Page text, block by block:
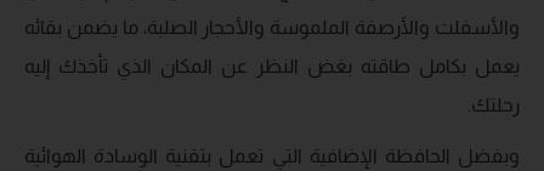
والأسفلت والأرصفة الملموسة والأحجار الصلبة، ما يضمن بقائه
يعمل بكامل طاقته بغض النظر عن المكان الذي تأخذك إليه
رحلتك.
وبفضل الحافظة الإضافية التي تعمل بتقنية الوسادة الهوائية